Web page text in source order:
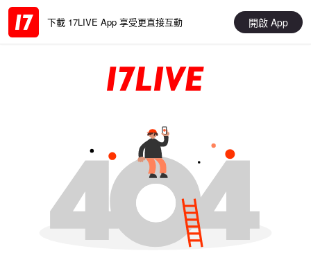
下載 17LIVE App 享受更直接互動 開啟 App